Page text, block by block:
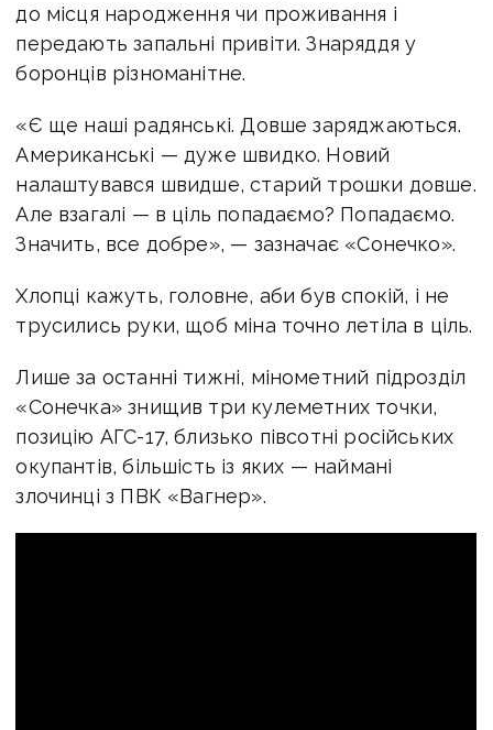
до місця народження чи проживання і
передають запальні привіти. Знаряддя у
боронців різноманітне.
«Є ще наші радянські. Довше заряджаються.
Американські — дуже швидко. Новий
налаштувався швидше, старий трошки довше.
Але взагалі — в ціль попадаємо? Попадаємо.
Значить, все добре», — зазначає «Сонечко».
Хлопці кажуть, головне, аби був спокій, і не
трусились руки, щоб міна точно летіла в ціль.
Лише за останні тижні, мінометний підрозділ
«Сонечка» знищив три кулеметних точки,
позицію АГС-17, близько півсотні російських
окупантів, більшість із яких — наймані
злочинці з ПВК «Вагнер».